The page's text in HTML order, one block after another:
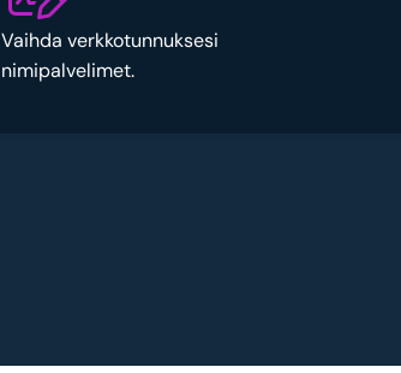
Vaihda verkkotunnuksesi
nimipalvelimet.